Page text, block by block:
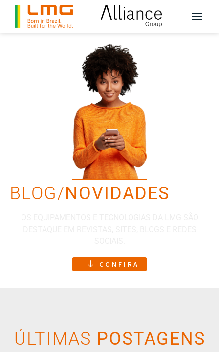
BLOG/NOVIDADES
CONFIRA
ÚLTIMAS POSTAGENS